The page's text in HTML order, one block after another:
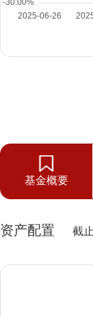
基金概要
资产配置 截